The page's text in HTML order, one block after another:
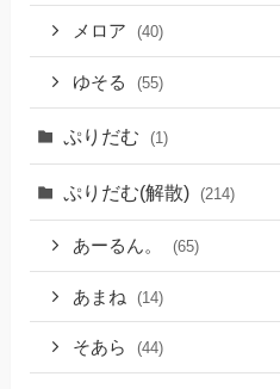
メロア (40)
ゆそる (55)
ぷりだむ (1)
ぷりだむ(解散) (214)
あーるん。 (65)
あまね (14)
そあら (44)